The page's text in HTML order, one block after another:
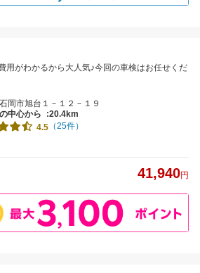
用がわかるから大人気♪今回の車検はお任せくだ
岡市旭台１－１２－１９
中心から
:20.4km
4.5 （25件）
41,940円